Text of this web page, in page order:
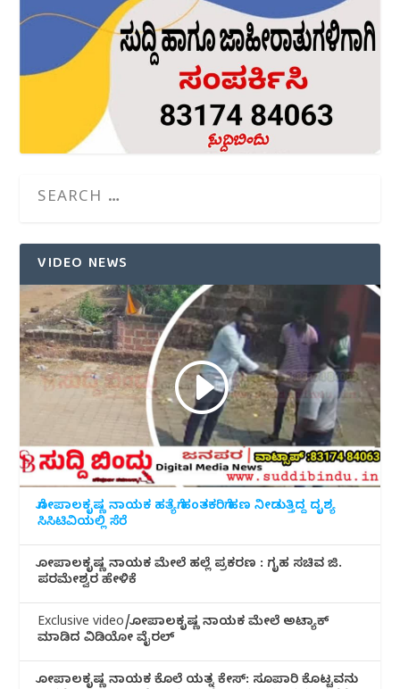
VIDEO NEWS
ಗೋಪಾಲಕೃಷ್ಣ ನಾಯಕ ಹತ್ಯೆಗೆ ಹಂತಕರಿಗೆ ಹಣ ನೀಡುತ್ತಿದ್ದ ದೃಶ್ಯ
ಸಿಸಿಟಿವಿಯಲ್ಲಿ ಸೆರೆ
ಗೋಪಾಲಕೃಷ್ಣ ನಾಯಕ ಮೇಲೆ ಹಲ್ಲೆ ಪ್ರಕರಣ : ಗೃಹ ಸಚಿವ ಜಿ.
ಪರಮೇಶ್ವರ ಹೇಳಿಕೆ
Exclusive video/ಗೋಪಾಲಕೃಷ್ಣ ನಾಯಕ ಮೇಲೆ ಅಟ್ಯಾಕ್
ಮಾಡಿದ ವಿಡಿಯೋ ವೈರಲ್
ಗೋಪಾಲಕೃಷ್ಣ ನಾಯಕ ಕೊಲೆ ಯತ್ನ ಕೇಸ್: ಸೂಪಾರಿ ಕೊಟ್ಟವನು